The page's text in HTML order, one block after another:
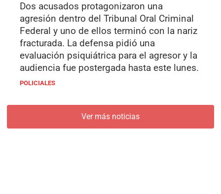
Dos acusados protagonizaron una
agresión dentro del Tribunal Oral Criminal
Federal y uno de ellos terminó con la nariz
fracturada. La defensa pidió una
evaluación psiquiátrica para el agresor y la
audiencia fue postergada hasta este lunes.
POLICIALES
Ver más noticias